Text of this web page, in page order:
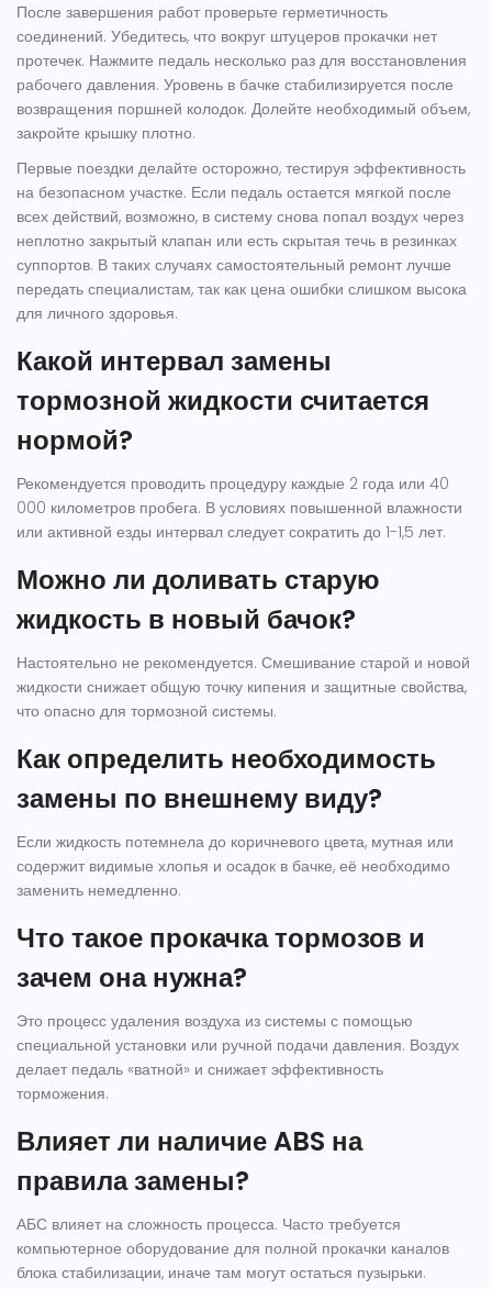
После завершения работ проверьте герметичность
соединений. Убедитесь, что вокруг штуцеров прокачки нет
протечек. Нажмите педаль несколько раз для восстановления
рабочего давления. Уровень в бачке стабилизируется после
возвращения поршней колодок. Долейте необходимый объем,
закройте крышку плотно.
Первые поездки делайте осторожно, тестируя эффективность
на безопасном участке. Если педаль остается мягкой после
всех действий, возможно, в систему снова попал воздух через
неплотно закрытый клапан или есть скрытая течь в резинках
суппортов. В таких случаях самостоятельный ремонт лучше
передать специалистам, так как цена ошибки слишком высока
для личного здоровья.
Какой интервал замены
тормозной жидкости считается
нормой?
Рекомендуется проводить процедуру каждые 2 года или 40
000 километров пробега. В условиях повышенной влажности
или активной езды интервал следует сократить до 1-1,5 лет.
Можно ли доливать старую
жидкость в новый бачок?
Настоятельно не рекомендуется. Смешивание старой и новой
жидкости снижает общую точку кипения и защитные свойства,
что опасно для тормозной системы.
Как определить необходимость
замены по внешнему виду?
Если жидкость потемнела до коричневого цвета, мутная или
содержит видимые хлопья и осадок в бачке, её необходимо
заменить немедленно.
Что такое прокачка тормозов и
зачем она нужна?
Это процесс удаления воздуха из системы с помощью
специальной установки или ручной подачи давления. Воздух
делает педаль «ватной» и снижает эффективность
торможения.
Влияет ли наличие ABS на
правила замены?
АБС влияет на сложность процесса. Часто требуется
компьютерное оборудование для полной прокачки каналов
блока стабилизации, иначе там могут остаться пузырьки.